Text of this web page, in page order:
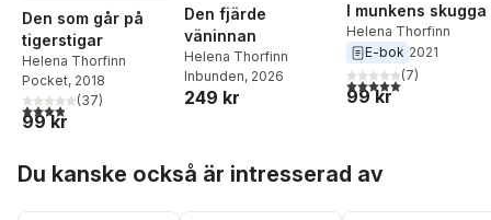
Den som går på
tigerstigar
Helena Thorfinn
Pocket, 2018
3,9utav 5 stjärnor. Totalt antal röster:
(37)
99 kr
Den fjärde
väninnan
Helena Thorfinn
Inbunden, 2026
249 kr
I munkens skugga
Helena Thorfinn
E-bok 2021
5,0utav 5 stjärnor.
(7)
99 kr
Du kanske också är intresserad av